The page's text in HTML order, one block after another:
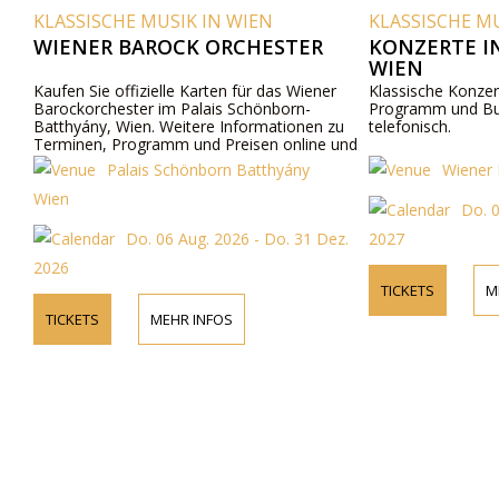
KLASSISCHE MUSIK IN WIEN
WIENER BAROCK ORCHESTER
Kaufen Sie offizielle Karten für das Wiener
Barockorchester im Palais Schönborn-
Batthyány, Wien. Weitere Informationen zu
Terminen, Programm und Preisen online und
telefonisch.Palais Schönborn Batthyány
Wien
Do. 06 Aug. 2026 - Do. 31 Dez.
2026
TICKETS MEHR INFOS
KLASSISCHE
KONZERTE
WIEN
Klassische
Programm und
telefonisch.
Wiener
Do.
2027
TICKETS